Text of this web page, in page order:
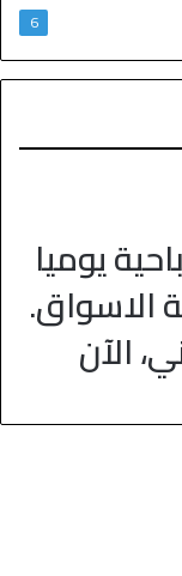
6
يوميا
الاسواق.
الآن